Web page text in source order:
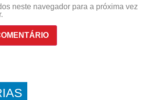
neste navegador para a próxima vez